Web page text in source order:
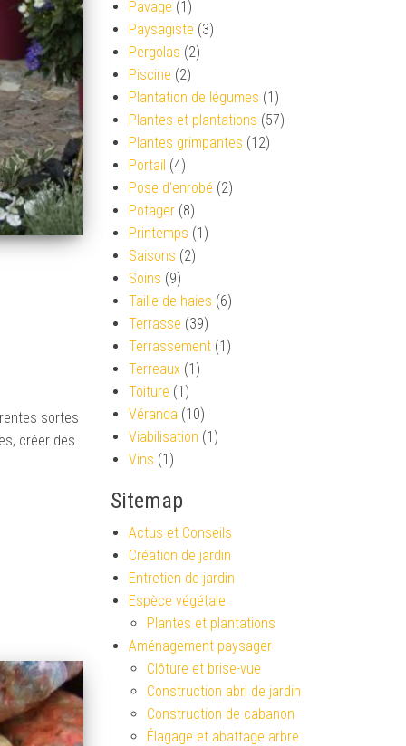
sortes
créer des
Pavage (1)
Paysagiste (3)
Pergolas (2)
Piscine (2)
Plantation de légumes (1)
Plantes et plantations (57)
Plantes grimpantes (12)
Portail (4)
Pose d'enrobé (2)
Potager (8)
Printemps (1)
Saisons (2)
Soins (9)
Taille de haies (6)
Terrasse (39)
Terrassement (1)
Terreaux (1)
Toiture (1)
Véranda (10)
Viabilisation (1)
Vins (1)
Sitemap
Actus et Conseils
Création de jardin
Entretien de jardin
Espèce végétale
Plantes et plantations
Aménagement paysager
Clôture et brise-vue
Construction abri de jardin
Construction de cabanon
Élagage et abattage arbre